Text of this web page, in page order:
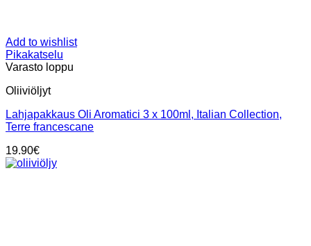
Add to wishlist
Pikakatselu
Varasto loppu
Oliiviöljyt
Lahjapakkaus Oli Aromatici 3 x 100ml, Italian Collection,
Terre francescane
19.90€